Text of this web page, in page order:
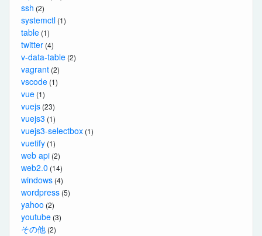
ssh (2)
systemctl (1)
table (1)
twitter (4)
v-data-table (2)
vagrant (2)
vscode (1)
vue (1)
vuejs (23)
vuejs3 (1)
vuejs3-selectbox (1)
vuetify (1)
web api (2)
web2.0 (14)
windows (4)
wordpress (5)
yahoo (2)
youtube (3)
その他 (2)